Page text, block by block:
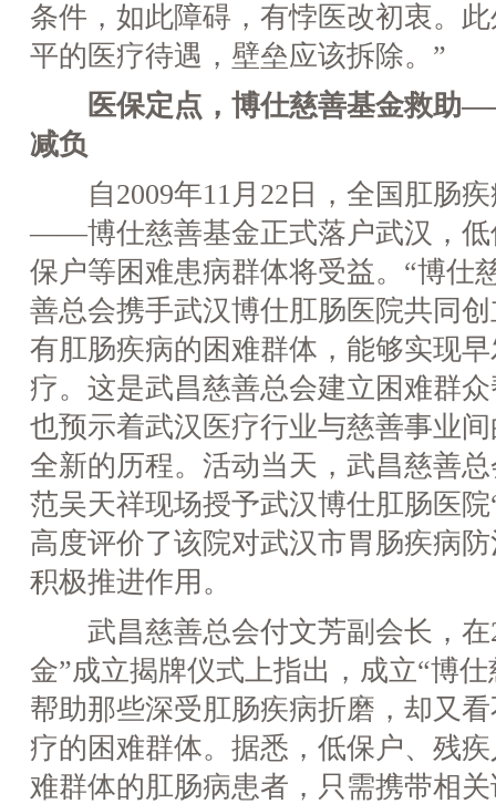
条件，如此障碍，有悖医改初衷。
平的医疗待遇，壁垒应该拆除。”
医保定点，博仕慈善基金救助
减负
自2009年11月22日，全国肛肠疾
——博仕慈善基金正式落户武汉，低
保户等困难患病群体将受益。“博仕
善总会携手武汉博仕肛肠医院共同
有肛肠疾病的困难群体，能够实现
疗。这是武昌慈善总会建立困难群
也预示着武汉医疗行业与慈善事业
全新的历程。活动当天，武昌慈善
范吴天祥现场授予武汉博仕肛肠医
高度评价了该院对武汉市胃肠疾病
积极推进作用。
武昌慈善总会付文芳副会长，在
金”成立揭牌仪式上指出，成立“博
帮助那些深受肛肠疾病折磨，却又
疗的困难群体。据悉，低保户、残
难群体的肛肠病患者，只需携带相